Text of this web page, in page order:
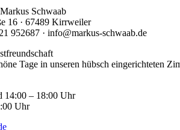
Schwaab
16 · 67489 Kirrweiler
952687 · info@markus-schwaab.de
Tage in unseren hübsch eingerichteten
14:00 – 18:00 Uhr
Uhr